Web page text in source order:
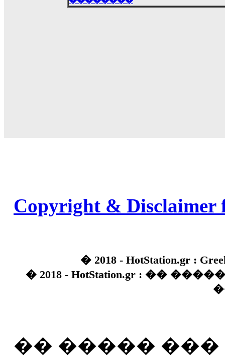
Copyright & Disclaimer
� 2018 - HotStation.gr :
� 2018 - HotStation.gr : ��
�� �����